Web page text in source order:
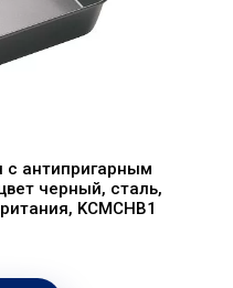
с антипригарным
черный, сталь,
KCMCHB1